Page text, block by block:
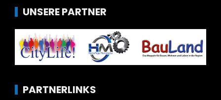
UNSERE PARTNER
PARTNERLINKS